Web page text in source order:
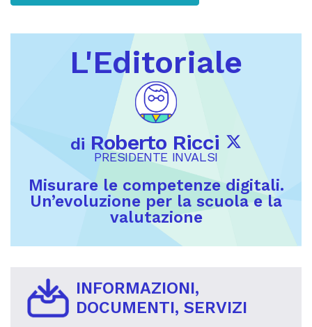
L'Editoriale
di Roberto Ricci
PRESIDENTE INVALSI
Misurare le competenze digitali.
Un’evoluzione per la scuola e la
valutazione
INFORMAZIONI,
DOCUMENTI, SERVIZI